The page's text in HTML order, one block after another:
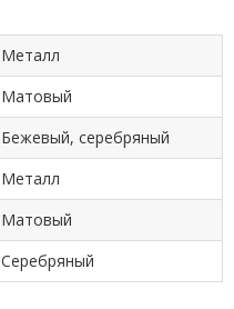
Металл
Матовый
Бежевый, серебряный
Металл
Матовый
Серебряный